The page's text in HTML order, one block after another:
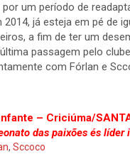
um período de
2014, já esteja em pé de
a fim de ter um
passagem pelo
com Fórlan e
– Criciúma/
das paixões és líder
, Sccoco